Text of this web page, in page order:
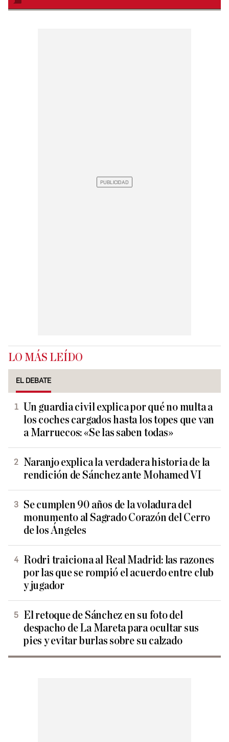
LO MÁS LEÍDO
EL DEBATE
Un guardia civil explica por qué no multa a
los coches cargados hasta los topes que van
a Marruecos: «Se las saben todas»
Naranjo explica la verdadera historia de la
rendición de Sánchez ante Mohamed VI
Se cumplen 90 años de la voladura del
monumento al Sagrado Corazón del Cerro
de los Ángeles
Rodri traiciona al Real Madrid: las razones
por las que se rompió el acuerdo entre club
y jugador
El retoque de Sánchez en su foto del
despacho de La Mareta para ocultar sus
pies y evitar burlas sobre su calzado